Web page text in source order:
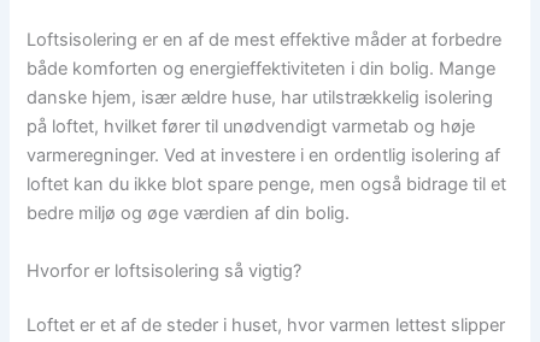
Loftsisolering er en af de mest effektive måder at forbedre
både komforten og energieffektiviteten i din bolig. Mange
danske hjem, især ældre huse, har utilstrækkelig isolering
på loftet, hvilket fører til unødvendigt varmetab og høje
varmeregninger. Ved at investere i en ordentlig isolering af
loftet kan du ikke blot spare penge, men også bidrage til et
bedre miljø og øge værdien af din bolig.
Hvorfor er loftsisolering så vigtig?
Loftet er et af de steder i huset, hvor varmen lettest slipper